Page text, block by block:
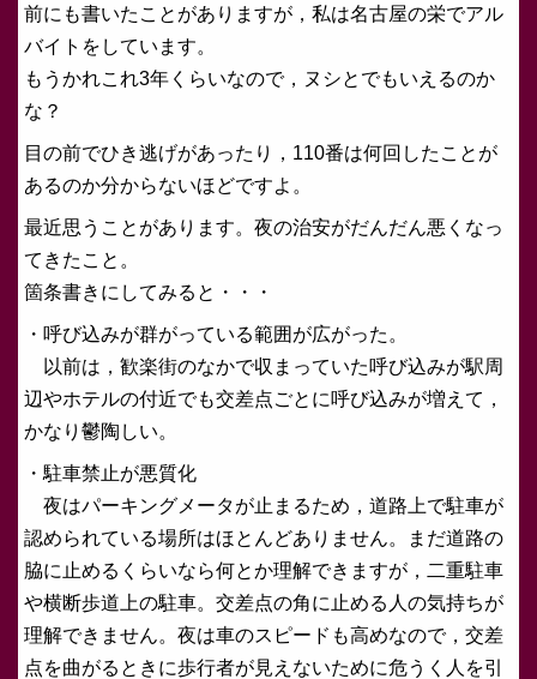
前にも書いたことがありますが，私は名古屋の栄でアル
バイトをしています。
もうかれこれ3年くらいなので，ヌシとでもいえるのか
な？
目の前でひき逃げがあったり，110番は何回したことが
あるのか分からないほどですよ。
最近思うことがあります。夜の治安がだんだん悪くなっ
てきたこと。
箇条書きにしてみると・・・
・呼び込みが群がっている範囲が広がった。
以前は，歓楽街のなかで収まっていた呼び込みが駅周
辺やホテルの付近でも交差点ごとに呼び込みが増えて，
かなり鬱陶しい。
・駐車禁止が悪質化
夜はパーキングメータが止まるため，道路上で駐車が
認められている場所はほとんどありません。まだ道路の
脇に止めるくらいなら何とか理解できますが，二重駐車
や横断歩道上の駐車。交差点の角に止める人の気持ちが
理解できません。夜は車のスピードも高めなので，交差
点を曲がるときに歩行者が見えないために危うく人を引